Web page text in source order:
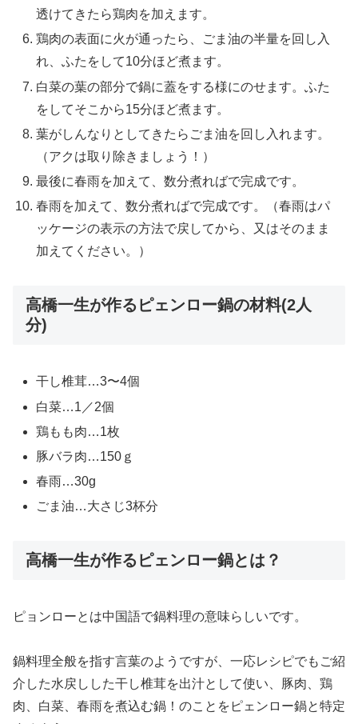
透けてきたら鶏肉を加えます。
鶏肉の表面に火が通ったら、ごま油の半量を回し入
れ、ふたをして10分ほど煮ます。
白菜の葉の部分で鍋に蓋をする様にのせます。ふた
をしてそこから15分ほど煮ます。
葉がしんなりとしてきたらごま油を回し入れます。
（アクは取り除きましょう！）
最後に春雨を加えて、数分煮ればで完成です。
春雨を加えて、数分煮ればで完成です。（春雨はパ
ッケージの表示の方法で戻してから、又はそのまま
加えてください。）
高橋一生が作るピェンロー鍋の材料(2人
分)
干し椎茸…3〜4個
白菜…1／2個
鶏もも肉…1枚
豚バラ肉…150ｇ
春雨…30g
ごま油…大さじ3杯分
高橋一生が作るピェンロー鍋とは？
ピョンローとは中国語で鍋料理の意味らしいです。
鍋料理全般を指す言葉のようですが、一応レシピでもご紹
介した水戻しした干し椎茸を出汁として使い、豚肉、鶏
肉、白菜、春雨を煮込む鍋！のことをピェンロー鍋と特定